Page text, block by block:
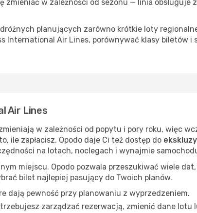
w zależności od sezonu — linia obsługuje
planujących zarówno krótkie loty
International Air Lines, porównywać klasy biletów i
Air Lines
w zależności od popytu i pory roku, więc
ile zapłacisz. Opodo daje Ci też dostęp do
na lotach, noclegach i wynajmie
miejscu. Opodo pozwala przeszukiwać wiele
bilet najlepiej pasujący do Twoich planów.
dają pewność przy planowaniu z wyprzedzeniem.
zarządzać rezerwacją, zmienić dane lotu